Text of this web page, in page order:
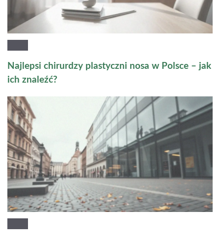
Najlepsi chirurdzy plastyczni nosa w Polsce – jak
ich znaleźć?